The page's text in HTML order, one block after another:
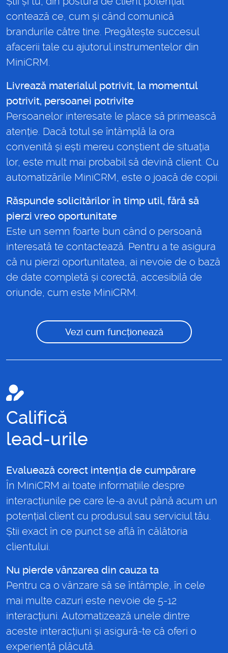
contează ce, cum și când comunică
brandurile către tine. Pregătește succesul
afacerii tale cu ajutorul instrumentelor din
MiniCRM.
Livrează materialul potrivit, la momentul
potrivit, persoanei potrivite
Persoanelor interesate le place să primească
atenție. Dacă totul se întâmplă la ora
convenită și ești mereu conștient de situația
lor, este mult mai probabil să devină client. Cu
automatizările MiniCRM, este o joacă de copii.
Răspunde solicitărilor în timp util, fără să
pierzi vreo oportunitate
Este un semn foarte bun când o persoană
interesată te contactează. Pentru a te asigura
că nu pierzi oportunitatea, ai nevoie de o bază
de date completă și corectă, accesibilă de
oriunde, cum este MiniCRM.
Vezi cum funcționează
Califică
lead-urile
Evaluează corect intenția de cumpărare
În MiniCRM ai toate informațiile despre
interacțiunile pe care le-a avut până acum un
potențial client cu produsul sau serviciul tău.
Știi exact în ce punct se află în călătoria
clientului.
Nu pierde vânzarea din cauza ta
Pentru ca o vânzare să se întâmple, în cele
mai multe cazuri este nevoie de 5-12
interacțiuni. Automatizează unele dintre
aceste interacțiuni și asigură-te că oferi o
experiență plăcută.